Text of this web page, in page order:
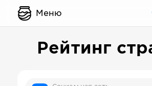
Меню
Рейтинг